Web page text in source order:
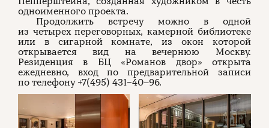
одноименного проекта.
Продолжить встречу можно в одной
из четырех переговорных, камерной библиотеке
или в сигарной комнате, из окон которой
открывается вид на вечернюю Москву.
Резиденция в БЦ «Романов двор» открыта
ежедневно, вход по предварительной записи
по телефону +7(495) 431−40–96.